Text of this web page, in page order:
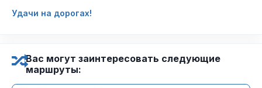
Удачи на дорогах!
Вас могут заинтересовать следующие
маршруты: